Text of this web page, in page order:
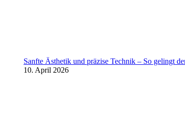
Sanfte Ästhetik und präzise Technik – So gelingt
10. April 2026